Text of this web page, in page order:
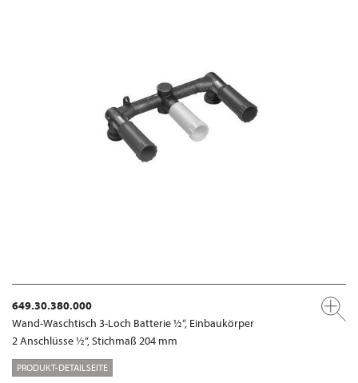
649.30.380.000
Wand-Waschtisch 3-Loch Batterie ½“, Einbaukörper
2 Anschlüsse ½“, Stichmaß 204 mm
PRODUKT-DETAILSEITE